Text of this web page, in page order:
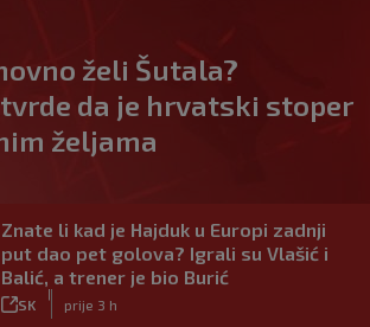
želi Šutala?
da je hrvatski stoper
željama
Znate li kad je Hajduk u Europi zadnji
put dao pet golova? Igrali su Vlašić i
Balić, a trener je bio Burić
SK prije 3 h